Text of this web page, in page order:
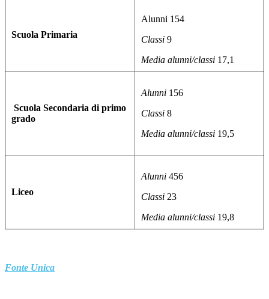
Scuola Primaria
Alunni 154
Classi 9
Media alunni/classi 17,1
Scuola Secondaria di primo
grado
Alunni 156
Classi 8
Media alunni/classi 19,5
Liceo
Alunni 456
Classi 23
Media alunni/classi 19,8
Fonte Unica